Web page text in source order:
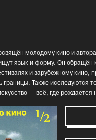
молодому кино и
язык и форму. Он обращён
и зарубежному кино,
границы. Также исследуются
— всё, где рождается